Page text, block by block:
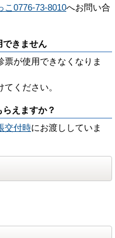
こ0776-73-8010へお問い合
できません
票が使用できなくなりま
ください。
らえますか？
交付時にお渡ししていま